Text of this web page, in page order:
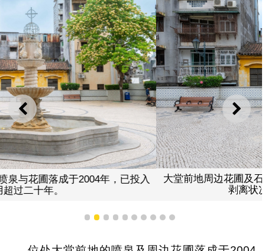
上一则 下一
大堂前地周边花圃及石凳饰面老化，多处石材出现裂缝及
1 2 3 4 5 6 7 8 9 10